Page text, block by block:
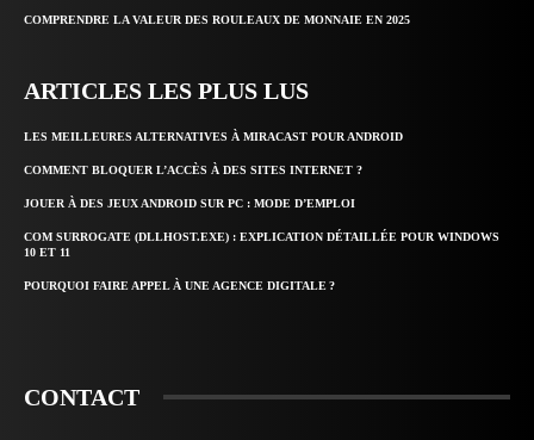
COMPRENDRE LA VALEUR DES ROULEAUX DE MONNAIE EN 2025
ARTICLES LES PLUS LUS
LES MEILLEURES ALTERNATIVES À MIRACAST POUR ANDROID
COMMENT BLOQUER L’ACCÈS À DES SITES INTERNET ?
JOUER À DES JEUX ANDROID SUR PC : MODE D’EMPLOI
COM SURROGATE (DLLHOST.EXE) : EXPLICATION DÉTAILLÉE POUR WINDOWS
10 ET 11
POURQUOI FAIRE APPEL À UNE AGENCE DIGITALE ?
CONTACT